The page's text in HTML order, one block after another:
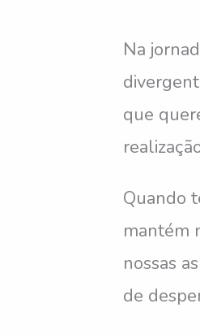
Na
que
Quando
mantém
nossas
de